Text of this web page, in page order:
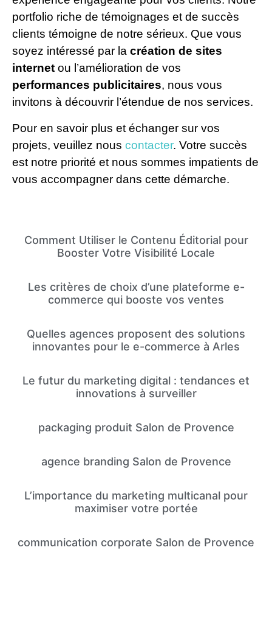
portfolio riche de témoignages et de succès
clients témoigne de notre sérieux. Que vous
soyez intéressé par la création de sites
internet ou l’amélioration de vos
performances publicitaires, nous vous
invitons à découvrir l’étendue de nos services.
Pour en savoir plus et échanger sur vos
projets, veuillez nous contacter. Votre succès
est notre priorité et nous sommes impatients de
vous accompagner dans cette démarche.
Comment Utiliser le Contenu Éditorial pour
Booster Votre Visibilité Locale
Les critères de choix d’une plateforme e-
commerce qui booste vos ventes
Quelles agences proposent des solutions
innovantes pour le e-commerce à Arles
Le futur du marketing digital : tendances et
innovations à surveiller
packaging produit Salon de Provence
agence branding Salon de Provence
L’importance du marketing multicanal pour
maximiser votre portée
communication corporate Salon de Provence